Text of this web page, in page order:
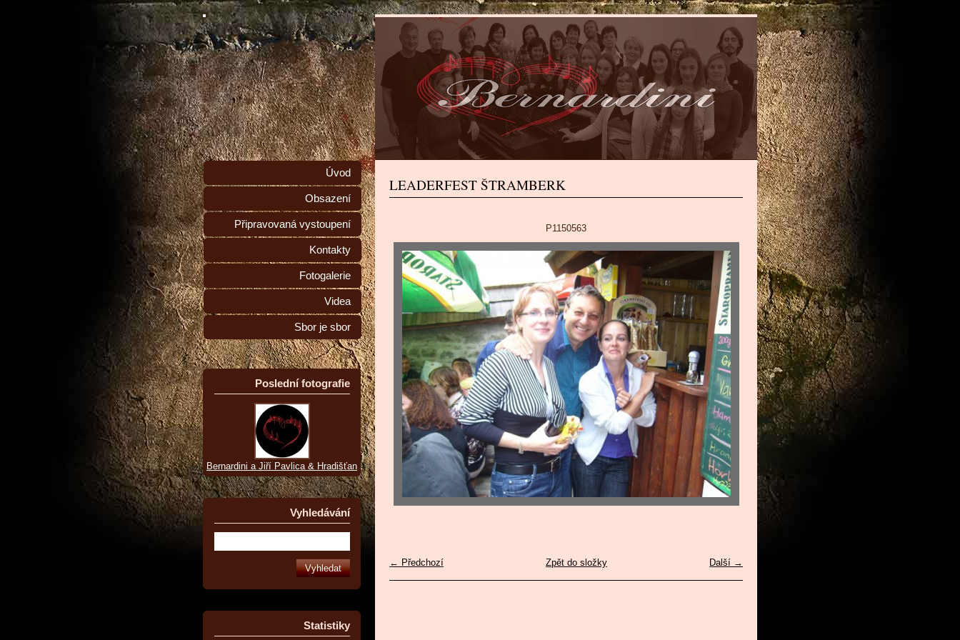
LEADERFEST ŠTRAMBERK
P1150563
← Předchozí Další →
Zpět do složky
Úvod
Obsazení
Připravovaná vystoupení
Kontakty
Fotogalerie
Videa
Sbor je sbor
Poslední fotografie
Bernardini a Jiří Pavlica & Hradišťan
Vyhledávání
Statistiky